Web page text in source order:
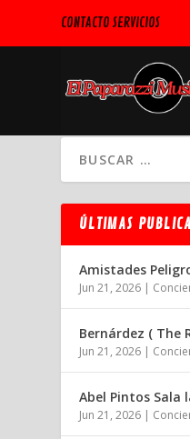
CONTACTO SERVICIOS
ÚLTIMAS
Amistades
Jun 21, 2026 |
Bernárdez ( The
Jun 21, 2026 |
Abel Pintos Sala
Jun 21, 2026 |